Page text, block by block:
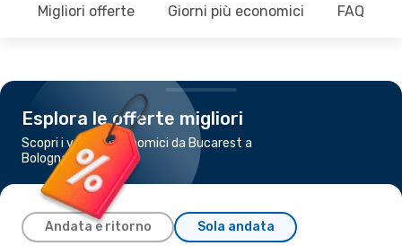
Migliori offerte Giorni più economici FAQ
Esplora le offerte migliori
Scopri i voli più economici da Bucarest a
Bologna
Andata e ritorno Sola andata